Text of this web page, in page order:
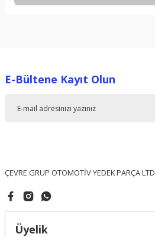
Ürün resmi kalitesiz, bozuk veya
E-Bültene Kayıt Olun
ÇEVRE GRUP OTOMOTİV YEDEK PARÇA
Üyelik